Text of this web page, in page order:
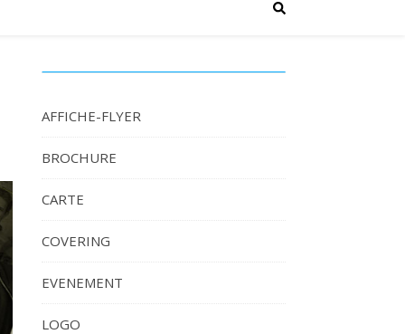
AFFICHE-FLYER
BROCHURE
CARTE
COVERING
EVENEMENT
LOGO